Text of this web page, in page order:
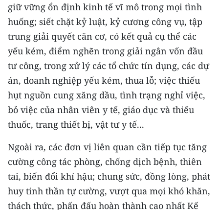
CHUYÊN ĐỀ
CÁC CHUYÊN TRANG
VỀ BÁO NHÂN DÂN
THỜI NAY
NHÂN DÂN CUỐI TUẦN
MUA BÁO
ĐỌC BÁO IN
giữ vững ổn định kinh tế vĩ mô trong mọi tình
huống; siết chặt kỷ luật, kỷ cương công vụ, tập
trung giải quyết căn cơ, có kết quả cụ thể các
yếu kém, điểm nghẽn trong giải ngân vốn đầu
tư công, trong xử lý các tổ chức tín dụng, các dự
án, doanh nghiệp yếu kém, thua lỗ; việc thiếu
hụt nguồn cung xăng dầu, tình trạng nghỉ việc,
bỏ việc của nhân viên y tế, giáo dục và thiếu
thuốc, trang thiết bị, vật tư y tế...
Ngoài ra, các đơn vị liên quan cần tiếp tục tăng
cường công tác phòng, chống dịch bệnh, thiên
tai, biến đổi khí hậu; chung sức, đồng lòng, phát
huy tinh thần tự cường, vượt qua mọi khó khăn,
thách thức, phấn đấu hoàn thành cao nhất Kế